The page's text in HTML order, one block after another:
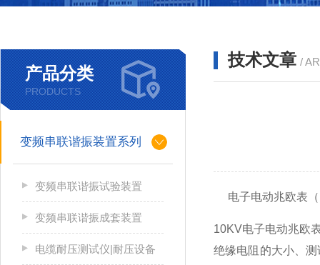
产品分类
PRODUCTS
变频串联谐振装置系列
变频串联谐振试验装置
变频串联谐振成套装置
电缆耐压测试仪|耐压设备
技术文章 /
电子电动兆欧表（
10KV电子电动兆欧
绝缘电阻的大小、